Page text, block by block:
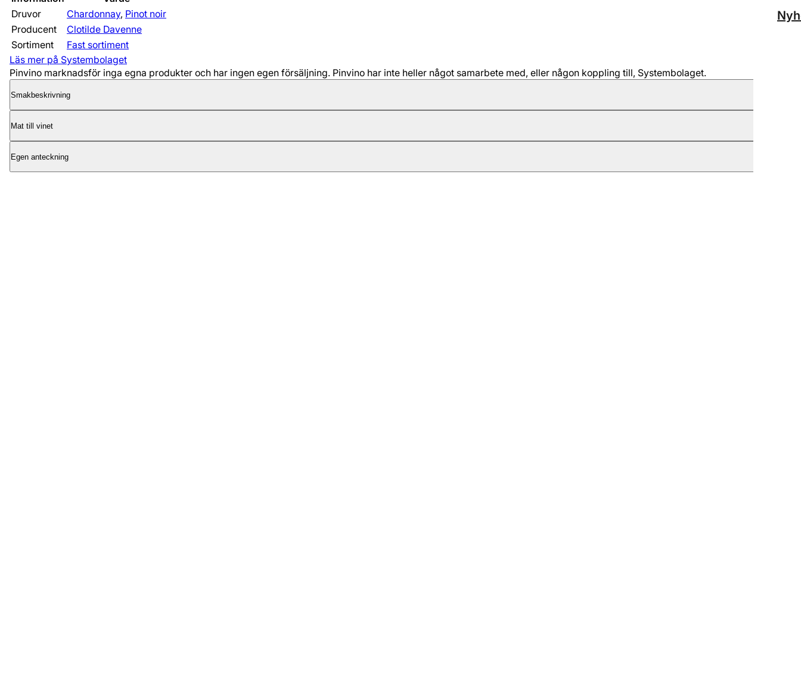
Druvor
Chardonnay, Pinot noir
Producent
Clotilde Davenne
Sortiment
Fast sortiment
Läs mer på Systembolaget
Pinvino marknadsför inga egna produkter och har ingen egen försäljning. Pinvino har inte heller något samarbete med, eller någon koppling till, Systembolaget.
Smakbeskrivning
Mat till vinet
Egen anteckning